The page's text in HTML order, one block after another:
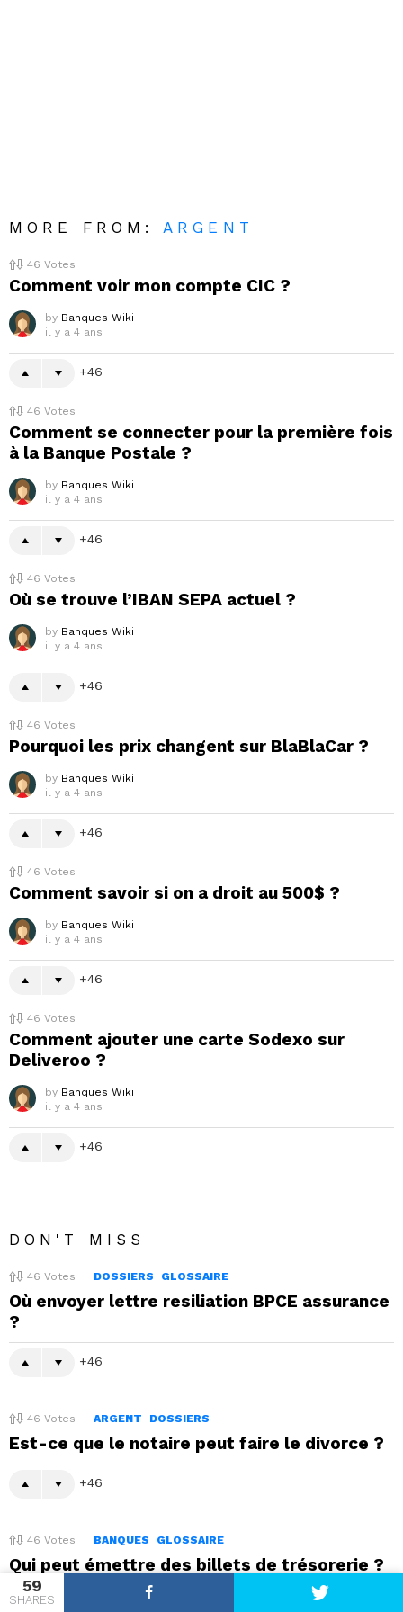
59
SHARES
MORE FROM:ARGENT
46 Votes
Comment voir mon compte CIC ?
by Banques Wiki
il y a 4 ans
46
46 Votes
Comment se connecter pour la première fois
à la Banque Postale ?
by Banques Wiki
il y a 4 ans
46
46 Votes
Où se trouve l’IBAN SEPA actuel ?
by Banques Wiki
il y a 4 ans
46
46 Votes
Pourquoi les prix changent sur BlaBlaCar ?
by Banques Wiki
il y a 4 ans
46
46 Votes
Comment savoir si on a droit au 500$ ?
by Banques Wiki
il y a 4 ans
46
46 Votes
Comment ajouter une carte Sodexo sur
Deliveroo ?
by Banques Wiki
il y a 4 ans
46
DON'T MISS
46 Votes DOSSIERS GLOSSAIRE
Où envoyer lettre resiliation BPCE assurance
?
46
46 Votes ARGENT DOSSIERS
Est-ce que le notaire peut faire le divorce ?
46
46 Votes BANQUES GLOSSAIRE
Qui peut émettre des billets de trésorerie ?